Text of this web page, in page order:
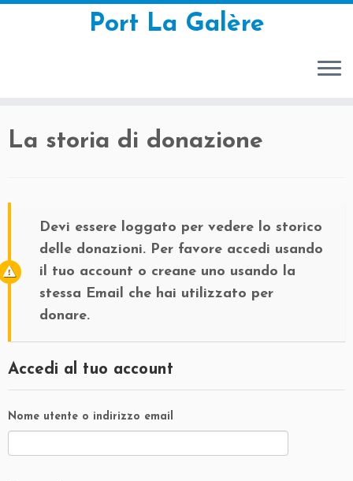
Port La Galère
La storia di donazione
Devi essere loggato per vedere lo storico
delle donazioni. Per favore accedi usando
il tuo account o creane uno usando la
stessa Email che hai utilizzato per
donare.
Accedi al tuo account
Nome utente o indirizzo email